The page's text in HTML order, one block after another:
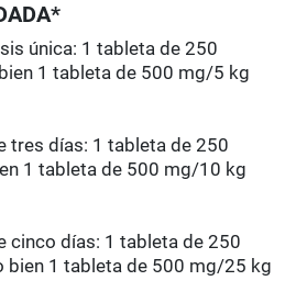
única: 1 tableta de 250
1 tableta de 500 mg/5 kg
tres días: 1 tableta de 250
1 tableta de 500 mg/10 kg
cinco días: 1 tableta de 250
bien 1 tableta de 500 mg/25 kg